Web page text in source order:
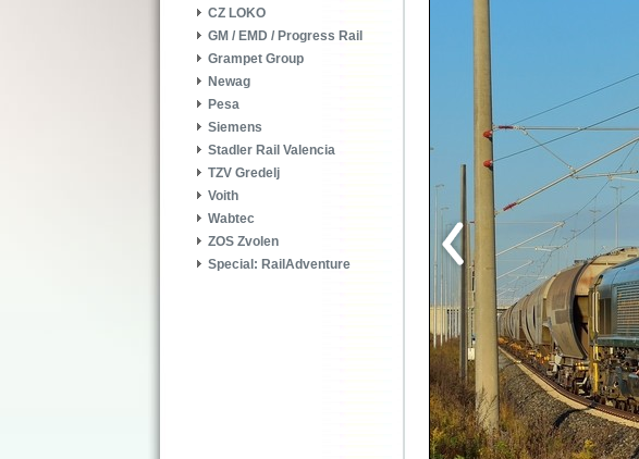
CZ LOKO
GM / EMD / Progress Rail
Grampet Group
Newag
Pesa
Siemens
Stadler Rail Valencia
TZV Gredelj
Voith
Wabtec
ZOS Zvolen
Special: RailAdventure